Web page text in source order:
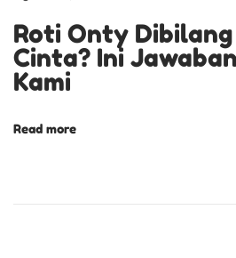
Roti Onty Dibilang
Cinta? Ini
Kami
Read more